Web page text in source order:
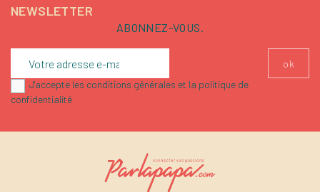
NEWSLETTER
ABONNEZ-VOUS.
J'accepte les conditions générales et la politique de
confidentialité